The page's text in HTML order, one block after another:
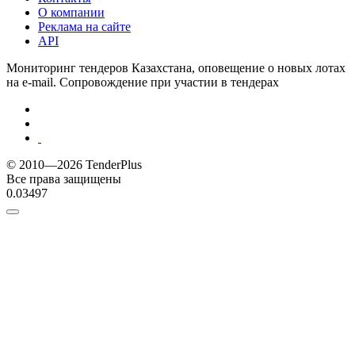
О компании
Реклама на сайте
API
Мониторинг тендеров Казахстана, оповещение о новых лотах
на e-mail. Сопровождение при участии в тендерах
© 2010—2026 TenderPlus
Все права защищены
0.03497